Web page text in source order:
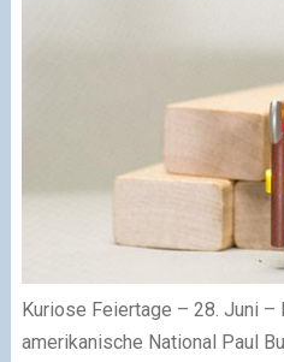
Kuriose Feiertage – 28. Juni –
amerikanische National Paul